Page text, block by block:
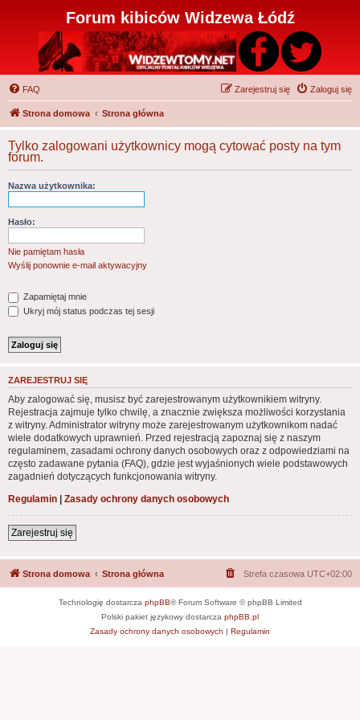
Forum kibiców Widzewa Łódź
FAQ Zaloguj się
Zarejestruj się
Strona domowa Strona główna
Tylko zalogowani użytkownicy mogą cytować posty na tym
forum.
Nazwa użytkownika:
Hasło:
Nie pamiętam hasła
Wyślij ponownie e-mail aktywacyjny
Zapamiętaj mnie
Ukryj mój status podczas tej sesji
ZAREJESTRUJ SIĘ
Aby zalogować się, musisz być zarejestrowanym użytkownikiem witryny.
Rejestracja zajmuje tylko chwilę, a znacznie zwiększa możliwości korzystania
z witryny. Administrator witryny może zarejestrowanym użytkownikom nadać
wiele dodatkowych uprawnień. Przed rejestracją zapoznaj się z naszym
regulaminem, zasadami ochrony danych osobowych oraz z odpowiedziami na
często zadawane pytania (FAQ), gdzie jest wyjaśnionych wiele podstawowych
zagadnień dotyczących funkcjonowania witryny.
Regulamin | Zasady ochrony danych osobowych
Zarejestruj się
Strona domowa Strona główna Strefa czasowa UTC+02:00
Technologię dostarcza phpBB® Forum Software © phpBB Limited
Polski pakiet językowy dostarcza phpBB.pl
Zasady ochrony danych osobowych | Regulamin